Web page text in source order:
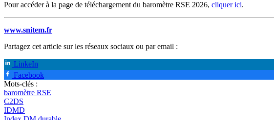
Pour accéder à la page de téléchargement du baromètre RSE 2026, cliquer ici.
www.snitem.fr
Partagez cet article sur les réseaux sociaux ou par email :
LinkeIn
Facebook
Mots-clés :
baromètre RSE
C2DS
IDMD